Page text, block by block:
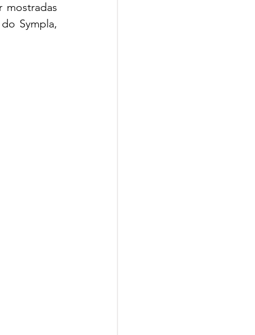
mostradas
Sympla,